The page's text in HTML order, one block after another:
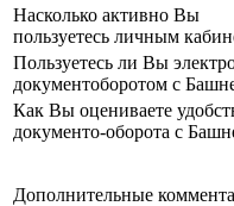
Насколько активно Вы
пользуетесь личным
Пользуетесь ли Вы
документоборотом с
Как Вы оцениваете
документо-оборота с
Дополнительные